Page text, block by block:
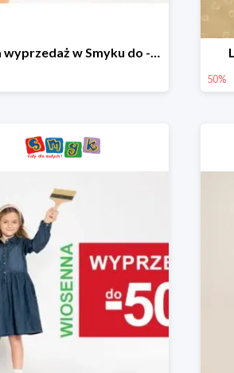
Letnia wyprzedaż w Smyku do -50%
50%